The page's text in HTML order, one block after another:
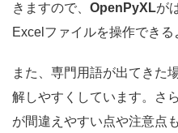
きますので、 OpenPyXLが
Excelファイルを操作できる
また、専門用語が出てきた
解しやすくしています。さ
が間違えやすい点や注意点